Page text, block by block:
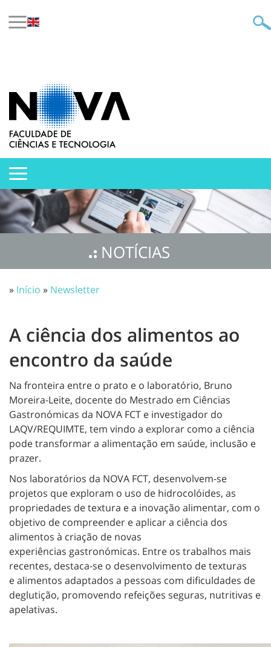
NOTÍCIAS
» Início » Newsletter
A ciência dos alimentos ao
encontro da saúde
Na fronteira entre o prato e o laboratório, Bruno
Moreira-Leite, docente do Mestrado em Ciências
Gastronómicas da NOVA FCT e investigador do
LAQV/REQUIMTE, tem vindo a explorar como a ciência
pode transformar a alimentação em saúde, inclusão e
prazer.
Nos laboratórios da NOVA FCT, desenvolvem-se
projetos que exploram o uso de hidrocolóides, as
propriedades de textura e a inovação alimentar, com o
objetivo de compreender e aplicar a ciência dos
alimentos à criação de novas
experiências gastronómicas. Entre os trabalhos mais
recentes, destaca-se o desenvolvimento de texturas
e alimentos adaptados a pessoas com dificuldades de
deglutição, promovendo refeições seguras, nutritivas e
apelativas.